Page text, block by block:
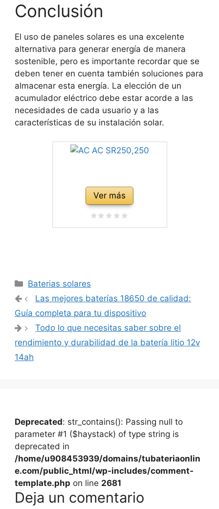
Conclusión
El uso de paneles solares es una excelente
alternativa para generar energía de manera
sostenible, pero es importante recordar que se
deben tener en cuenta también soluciones para
almacenar esta energía. La elección de un
acumulador eléctrico debe estar acorde a las
necesidades de cada usuario y a las
características de su instalación solar.
Ver más
Categorías
Baterias solares
Navegación
de
Las mejores baterías 18650 de calidad:
Guía completa para tu dispositivo
Todo lo que necesitas saber sobre el
rendimiento y durabilidad de la batería litio 12v
14ah
Deprecated: str_contains(): Passing null to
parameter #1 ($haystack) of type string is
deprecated in
/home/u908453939/domains/tubateriaonlin
e.com/public_html/wp-includes/comment-
template.php on line 2681
Deja un comentario